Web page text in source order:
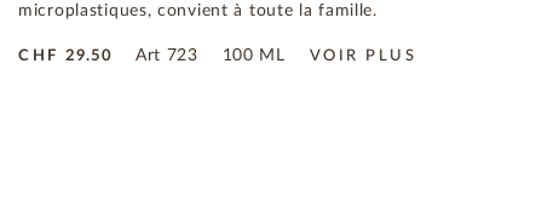
microplastiques, convient à toute la famille.
CHF29.50 Art 723 100 ML VOIR PLUS